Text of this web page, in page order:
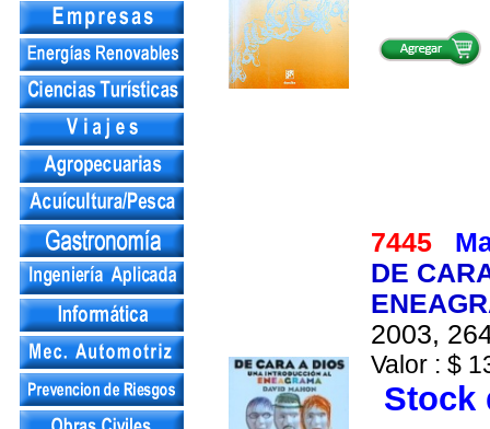
7445
DE
2003,
Valor : $
Stock